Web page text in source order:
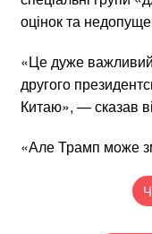
оцінок та
«Це дуже
другого
Китаю», — сказав
«Але Трамп може